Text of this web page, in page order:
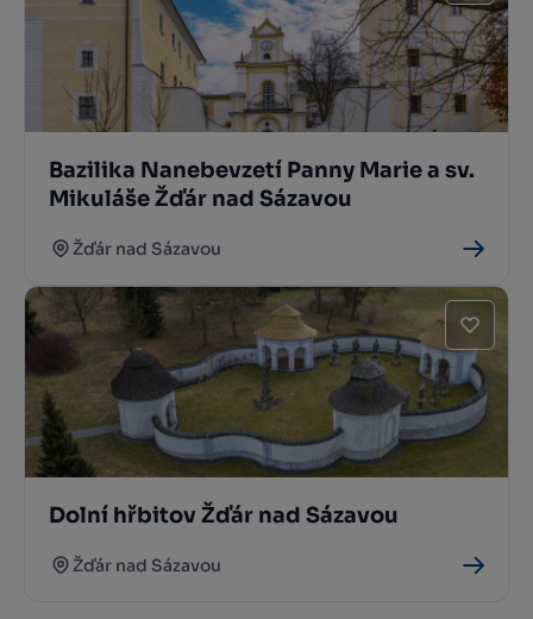
Bazilika Nanebevzetí Panny Marie a sv.
Mikuláše Žďár nad Sázavou
Žďár nad Sázavou
Dolní hřbitov Žďár nad Sázavou
Žďár nad Sázavou